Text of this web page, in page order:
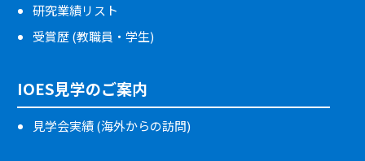
研究業績リスト
受賞歴 (教職員・学生)
IOES見学のご案内
見学会実績 (海外からの訪問)